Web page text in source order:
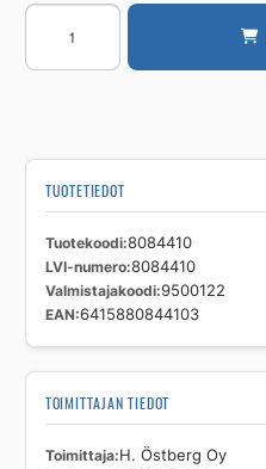
Potentiometri
ÖSTBERG
MS
määrä
TUOTETIEDOT
Tuotekoodi 8084410
LVI-numero 8084410
Valmistajakoodi 9500122
EAN 6415880844103
TOIMITTAJAN TIEDOT
Toimittaja H. Östberg Oy